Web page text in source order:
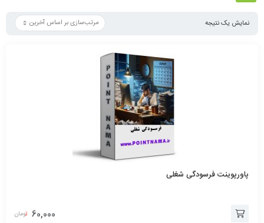
نمایش یک نتیجه
پاورپوینت فرسودگی شغلی
60,000 تومان